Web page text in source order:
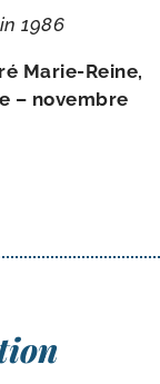
1986
Marie-​Reine,
– novembre